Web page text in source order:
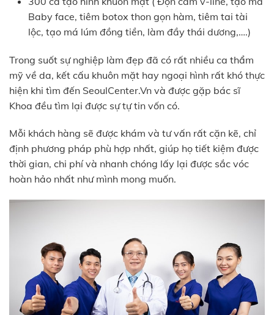
Baby face, tiêm botox thon gọn hàm, tiêm tai tài
lộc, tạo má lúm đồng tiền, làm đầy thái dương,….)
Trong suốt sự nghiệp làm đẹp đã có rất nhiều ca thẩm
mỹ về da, kết cấu khuôn mặt hay ngoại hình rất khó thực
hiện khi tìm đến SeoulCenter.Vn và được gặp bác sĩ
Khoa đều tìm lại được sự tự tin vốn có.
Mỗi khách hàng sẽ được khám và tư vấn rất cặn kẽ, chỉ
định phương pháp phù hợp nhất, giúp họ tiết kiệm được
thời gian, chi phí và nhanh chóng lấy lại được sắc vóc
hoàn hảo nhất như mình mong muốn.